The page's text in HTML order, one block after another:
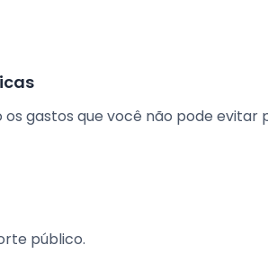
os gastos que você não pode evitar
público.